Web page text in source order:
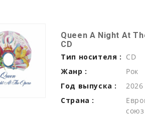
Queen A Night At
CD
Тип носителя : CD
Жанр :
Рок
Год выпуска :
2026
Страна :
союз